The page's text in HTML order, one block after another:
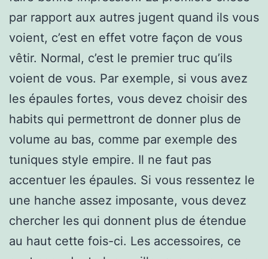
par rapport aux autres jugent quand ils vous
voient, c’est en effet votre façon de vous
vêtir. Normal, c’est le premier truc qu’ils
voient de vous. Par exemple, si vous avez
les épaules fortes, vous devez choisir des
habits qui permettront de donner plus de
volume au bas, comme par exemple des
tuniques style empire. Il ne faut pas
accentuer les épaules. Si vous ressentez le
une hanche assez imposante, vous devez
chercher les qui donnent plus de étendue
au haut cette fois-ci. Les accessoires, ce